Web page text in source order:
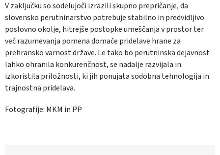
V zaključku so sodelujoči izrazili skupno prepričanje, da
slovensko perutninarstvo potrebuje stabilno in predvidljivo
poslovno okolje, hitrejše postopke umeščanja v prostor ter
več razumevanja pomena domače pridelave hrane za
prehransko varnost države. Le tako bo perutninska dejavnost
lahko ohranila konkurenčnost, se nadalje razvijala in
izkoristila priložnosti, ki jih ponujata sodobna tehnologija in
trajnostna pridelava.
Fotografije: MKM in PP